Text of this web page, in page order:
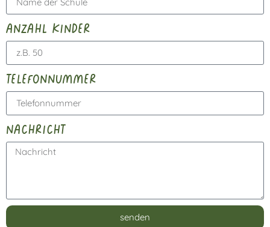
anzahl kinder
telefonnummer
nachricht
senden